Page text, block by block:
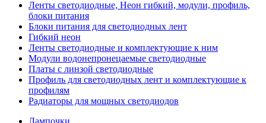
Ленты светодиодные, Неон гибкий, модули, профиль,
блоки питания
Блоки питания для светодиодных лент
Гибкий неон
Ленты светодиодные и комплектующие к ним
Модули водонепронецаемые светодиодные
Платы с линзой светодиодные
Профиль для светодиодных лент и комплектующие к
профилям
Радиаторы для мощных светодиодов
Лампочки